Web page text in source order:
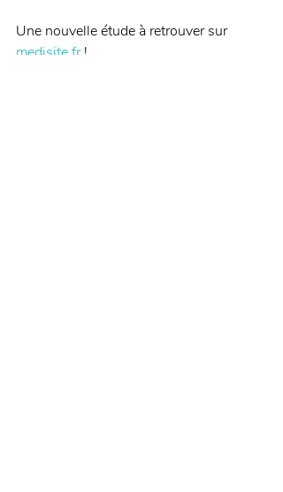
Une nouvelle étude à retrouver sur
medisite.fr !